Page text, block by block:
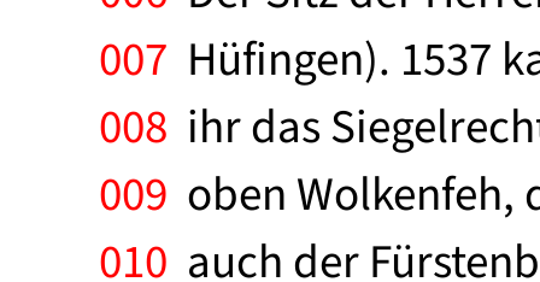
007 Hüfingen). 1537
008 ihr das
009 oben Wolkenfeh,
010 auch der